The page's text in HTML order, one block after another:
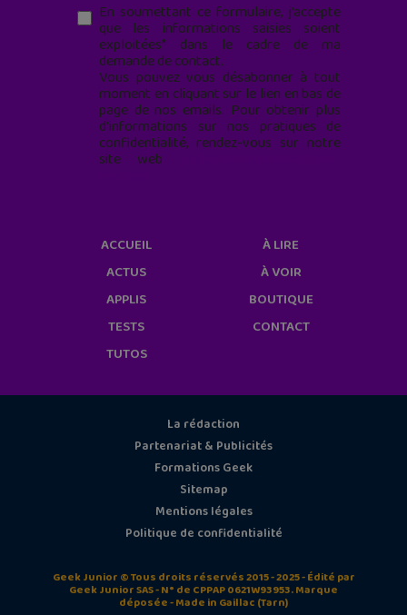
En soumettant ce formulaire, j’accepte
que les informations saisies soient
exploitées* dans le cadre de ma
demande de contact.
Vous pouvez vous désabonner à tout
moment en cliquant sur le lien en bas de
page de nos emails. Pour obtenir plus
d'informations sur nos pratiques de
confidentialité, rendez-vous sur notre
site web
ACCUEIL
ACTUS
APPLIS
TESTS
TUTOS
À LIRE
À VOIR
BOUTIQUE
CONTACT
La rédaction
Partenariat & Publicités
Formations Geek
Sitemap
Mentions légales
Politique de confidentialité
Geek Junior © Tous droits réservés 2015 - 2025 - Édité par
Geek Junior SAS - N° de CPPAP 0621W93953. Marque
déposée - Made in Gaillac (Tarn)